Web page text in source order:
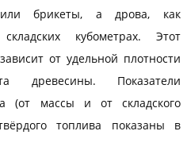
брикеты, а дрова, как
кубометрах. Этот
от удельной плотности
Показатели
(от массы и от складского
топлива показаны в